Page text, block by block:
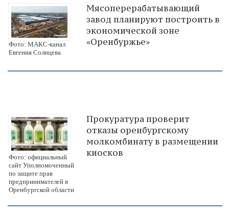
Фото: МАКС-канал
Евгения Солнцева
Мясоперерабатывающий
завод планируют построить в
экономической зоне
«Оренбуржье»
Фото: официальный
сайт Уполномоченный
по защите прав
предпринимателей в
Оренбургской области
Прокуратура проверит
отказы оренбургскому
молкомбинату в размещении
киосков